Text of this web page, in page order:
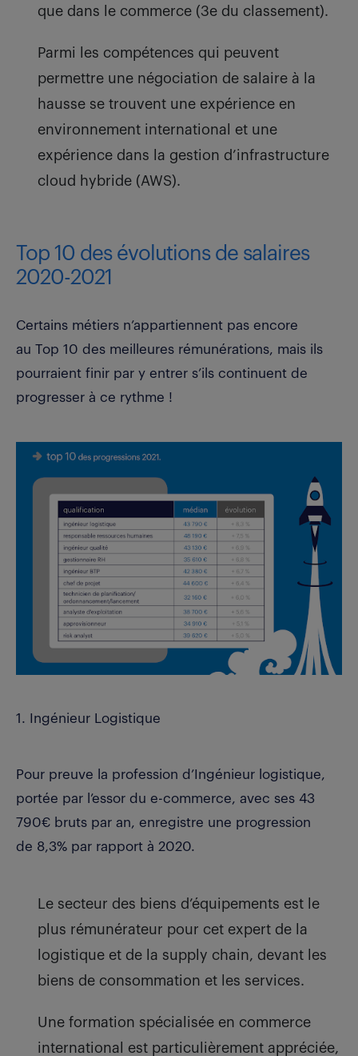
que dans le commerce (3e du classement).
Parmi les compétences qui peuvent
permettre une négociation de salaire à la
hausse se trouvent une expérience en
environnement international et une
expérience dans la gestion d’infrastructure
cloud hybride (AWS).
Top 10 des évolutions de salaires
2020-2021
Certains métiers n’appartiennent pas encore
au Top 10 des meilleures rémunérations, mais ils
pourraient finir par y entrer s’ils continuent de
progresser à ce rythme !
1. Ingénieur Logistique
Pour preuve la profession d’Ingénieur logistique,
portée par l’essor du e-commerce, avec ses 43
790€ bruts par an, enregistre une progression
de 8,3% par rapport à 2020.
Le secteur des biens d’équipements est le
plus rémunérateur pour cet expert de la
logistique et de la supply chain, devant les
biens de consommation et les services.
Une formation spécialisée en commerce
international est particulièrement appréciée,